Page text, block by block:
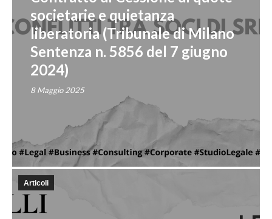
societarie e quietanza
liberatoria (Tribunale di Milano
Sentenza n. 5856 del 7 giugno
2024)
8 Maggio 2025
Articoli